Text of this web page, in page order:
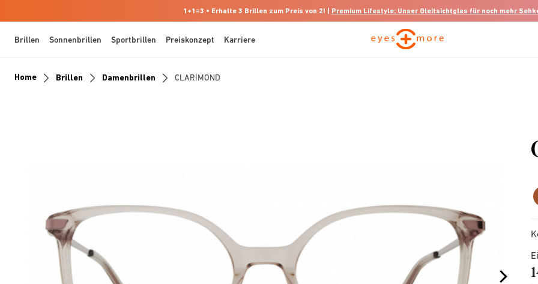
1+1=3 • Erhalte 3 Brillen zum Preis von 2! | Premium Lifestyle: Unser Gleitsichtglas für noch mehr
Brillen Sonnenbrillen Sportbrillen Preiskonzept Karriere
Home Brillen Damenbrillen CLARIMOND